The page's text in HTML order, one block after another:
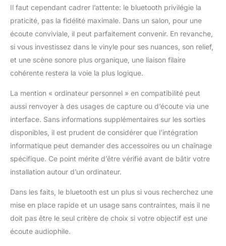
Il faut cependant cadrer l’attente: le bluetooth privilégie la
praticité, pas la fidélité maximale. Dans un salon, pour une
écoute conviviale, il peut parfaitement convenir. En revanche,
si vous investissez dans le vinyle pour ses nuances, son relief,
et une scène sonore plus organique, une liaison filaire
cohérente restera la voie la plus logique.
La mention « ordinateur personnel » en compatibilité peut
aussi renvoyer à des usages de capture ou d’écoute via une
interface. Sans informations supplémentaires sur les sorties
disponibles, il est prudent de considérer que l’intégration
informatique peut demander des accessoires ou un chaînage
spécifique. Ce point mérite d’être vérifié avant de bâtir votre
installation autour d’un ordinateur.
Dans les faits, le bluetooth est un plus si vous recherchez une
mise en place rapide et un usage sans contraintes, mais il ne
doit pas être le seul critère de choix si votre objectif est une
écoute audiophile.